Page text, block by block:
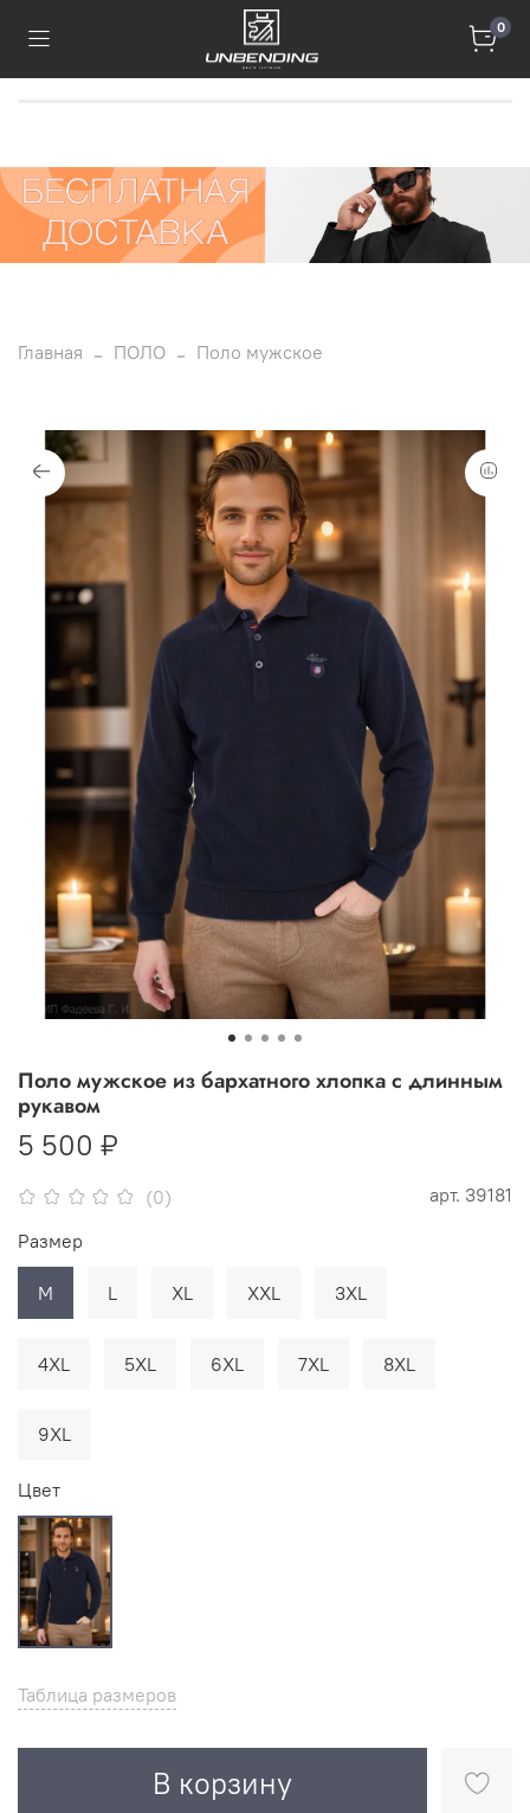
0
Главная ПОЛО Поло мужское
(0) арт. 39181
Поло мужское из бархатного хлопка с длинным
рукавом
5 500 ₽
Таблица размеров
В корзину
Размер
M L XL XXL 3XL
4XL 5XL 6XL 7XL 8XL
9XL
Цвет